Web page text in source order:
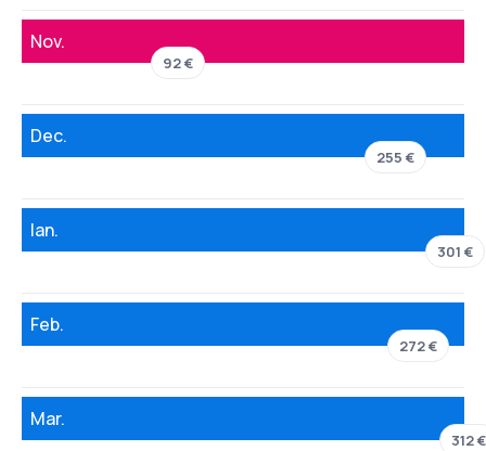
Nov.
92 €
Dec.
255 €
Ian.
301 €
Feb.
272 €
Mar.
312 €